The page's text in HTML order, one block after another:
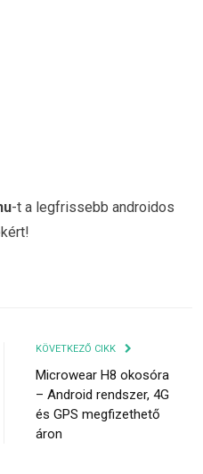
-t a legfrissebb androidos
KÖVETKEZŐ CIKK
Microwear H8 okosóra
– Android rendszer, 4G
és GPS megfizethető
áron